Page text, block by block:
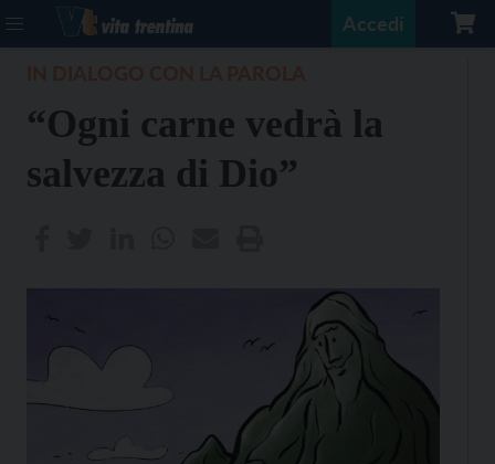
Accedi
“Ogni carne vedrà la
salvezza di Dio”